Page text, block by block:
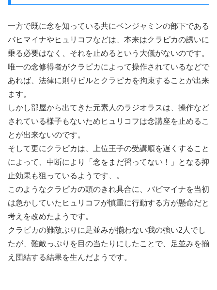
一方で既に念を知っている共にベンジャミンの部下である
バヒマイナやヒュリコフなどは、本来はクラピカの誘いに
乗る必要はなく、それを止めるという大儀がないのです。
唯一の念修得者がクラピカによって操作されているなどで
あれば、法律に則りビルとクラピカを拘束することが出来
ます。
しかし部屋から出てきた元素人のラジオラスは、操作など
されている様子もないためヒュリコフは念講座を止めるこ
とが出来ないのです。
そして更にクラピカは、上位王子の受講順を遅くすること
によって、中断により「念をまだ習ってない！」となる抑
止効果も狙っているようです、。
このようなクラピカの頭のきれ具合に、バビマイナを当初
は急かしていたヒュリコフが慎重に行動する方が懸命だと
考えを改めたようです。
クラピカの難敵ぶりに足並みが揃わない我の強い2人でし
たが、難敵っぷりを目の当たりにしたことで、足並みを揃
え団結する結果を生んだようです。